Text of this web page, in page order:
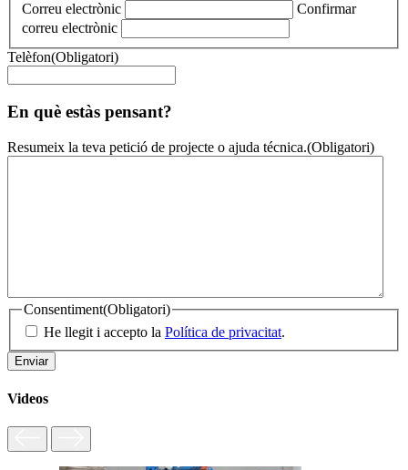
Correu electrònic
Confirmar
correu electrònic
Telèfon(Obligatori)
En què estàs pensant?
Resumeix la teva petició de projecte o ajuda técnica.(Obligatori)
Consentiment(Obligatori)
He llegit i accepto la Política de privacitat.
Videos